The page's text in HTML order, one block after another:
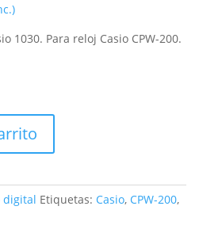
1030. Para reloj Casio CPW-200.
digital Etiquetas: Casio, CPW-200,